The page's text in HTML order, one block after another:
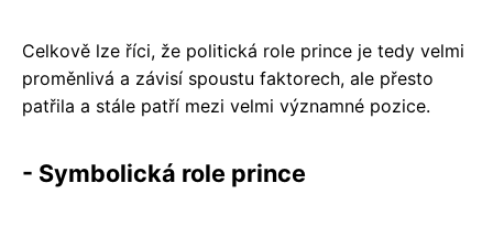
Celkově lze říci, že politická role prince je tedy velmi
proměnlivá a závisí spoustu faktorech, ale přesto
patřila a stále patří mezi velmi významné pozice.
- Symbolická role prince